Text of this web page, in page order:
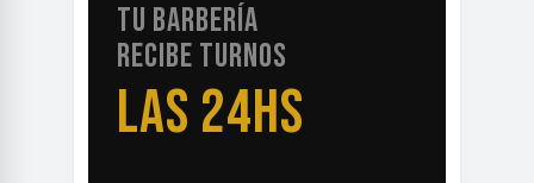
TU BARBERÍA
RECIBE TURNOS
LAS 24HS